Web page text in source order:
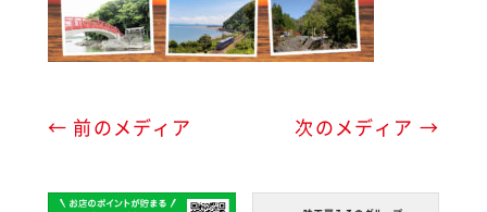
← 前のメディア 次のメディア →